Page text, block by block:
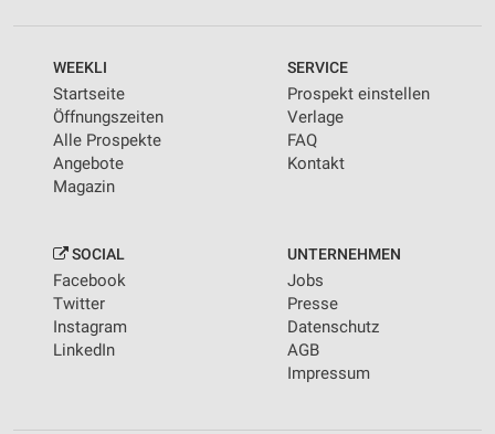
WEEKLI
Startseite
Öffnungszeiten
Alle Prospekte
Angebote
Magazin
SERVICE
Prospekt einstellen
Verlage
FAQ
Kontakt
SOCIAL
Facebook
Twitter
Instagram
LinkedIn
UNTERNEHMEN
Jobs
Presse
Datenschutz
AGB
Impressum